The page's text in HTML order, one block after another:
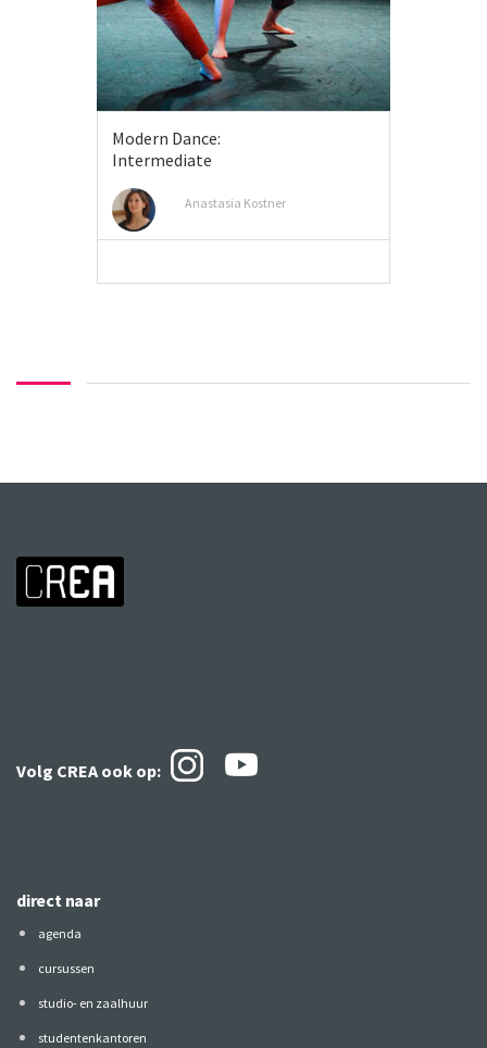
Modern Dance:
Intermediate
Anastasia Kostner
Volg CREA ook op:
direct naar
agenda
cursussen
studio- en zaalhuur
studentenkantoren